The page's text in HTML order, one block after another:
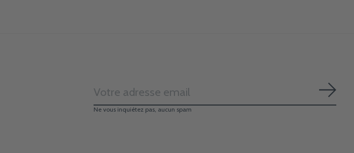
Ne vous inquiétez pas, aucun spam